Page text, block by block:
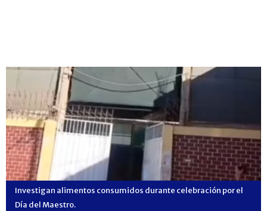
Investigan alimentos consumidos durante celebración por el
Día del Maestro.